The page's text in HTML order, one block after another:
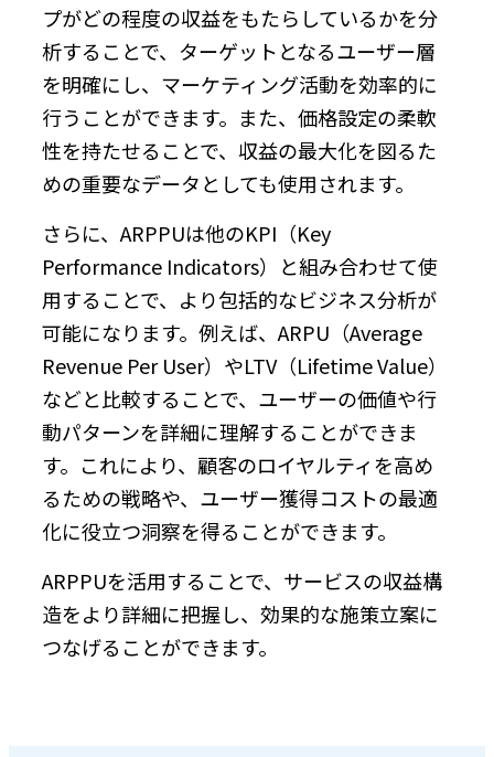
プがどの程度の収益をもたらしているかを分
析することで、ターゲットとなるユーザー層
を明確にし、マーケティング活動を効率的に
行うことができます。また、価格設定の柔軟
性を持たせることで、収益の最大化を図るた
めの重要なデータとしても使用されます。
さらに、ARPPUは他のKPI（Key
Performance Indicators）と組み合わせて使
用することで、より包括的なビジネス分析が
可能になります。例えば、ARPU（Average
Revenue Per User）やLTV（Lifetime Value）
などと比較することで、ユーザーの価値や行
動パターンを詳細に理解することができま
す。これにより、顧客のロイヤルティを高め
るための戦略や、ユーザー獲得コストの最適
化に役立つ洞察を得ることができます。
ARPPUを活用することで、サービスの収益構
造をより詳細に把握し、効果的な施策立案に
つなげることができます。